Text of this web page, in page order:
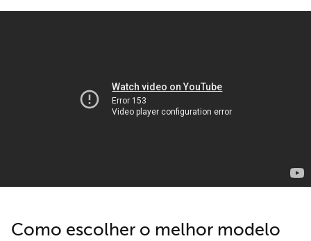
Como escolher o melhor modelo